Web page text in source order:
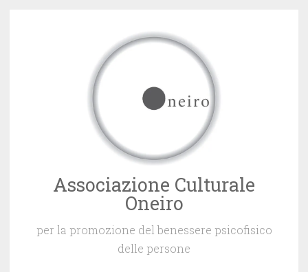
Associazione Culturale
Oneiro
per la promozione del benessere psicofisico
delle persone